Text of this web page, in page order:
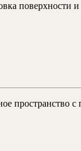
поверхности